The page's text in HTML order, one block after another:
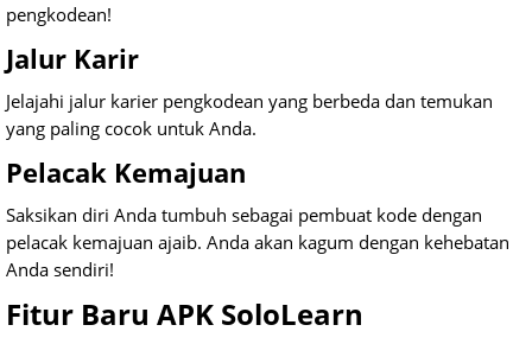
pengkodean!
Jalur Karir
Jelajahi jalur karier pengkodean yang berbeda dan temukan
yang paling cocok untuk Anda.
Pelacak Kemajuan
Saksikan diri Anda tumbuh sebagai pembuat kode dengan
pelacak kemajuan ajaib. Anda akan kagum dengan kehebatan
Anda sendiri!
Fitur Baru APK SoloLearn